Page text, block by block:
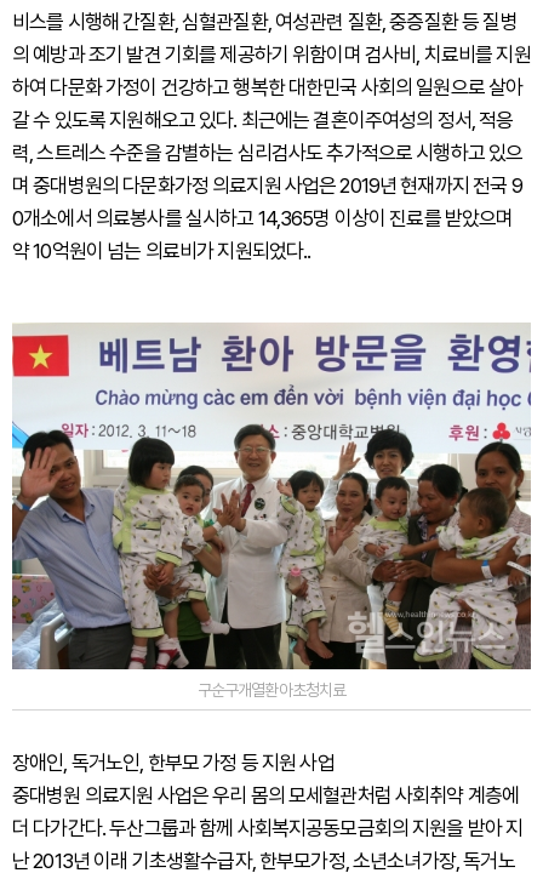
비스를 시행해 간질환, 심혈관질환, 여성관련 질환, 중증질환 등 질병
의 예방과 조기 발견 기회를 제공하기 위함이며 검사비, 치료비를 지원
하여 다문화 가정이 건강하고 행복한 대한민국 사회의 일원으로 살아
갈 수 있도록 지원해오고 있다. 최근에는 결혼이주여성의 정서, 적응
력, 스트레스 수준을 감별하는 심리검사도 추가적으로 시행하고 있으
며 중대병원의 다문화가정 의료지원 사업은 2019년 현재까지 전국 9
0개소에서 의료봉사를 실시하고 14,365명 이상이 진료를 받았으며
약 10억원이 넘는 의료비가 지원되었다..
구순구개열환아초청치료
장애인, 독거노인, 한부모 가정 등 지원 사업
중대병원 의료지원 사업은 우리 몸의 모세혈관처럼 사회취약 계층에
더 다가간다. 두산그룹과 함께 사회복지공동모금회의 지원을 받아 지
난 2013년 이래 기초생활수급자, 한부모가정, 소년소녀가장, 독거노